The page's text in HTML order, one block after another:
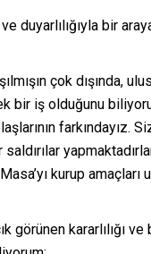
duyarlılığıyla bir
çok dışında,
bir iş olduğunu
kurup
görünen